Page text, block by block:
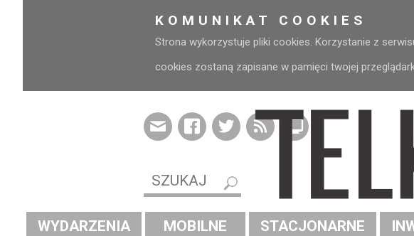
KOMUNIKAT COOKIES
Strona wykorzystuje pliki cookies. Korzystanie z
cookies zostaną zapisane w pamięci twojej
WYDARZENIA MOBILNE STACJONARNE